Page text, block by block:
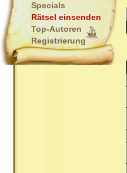
Specials
Rätsel einsenden
Top-Autoren
Registrierung